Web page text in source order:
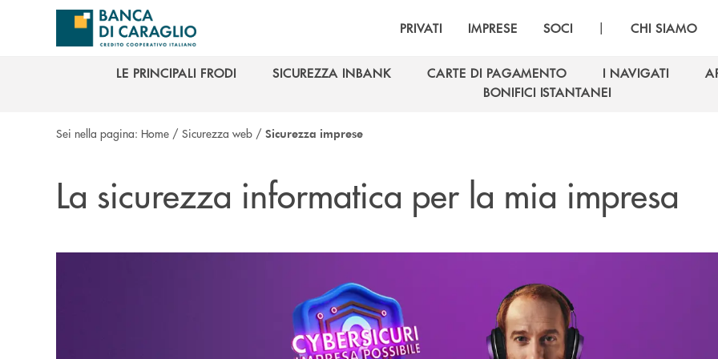
Salta al contenuto principale
PRIVATI IMPRESE SOCI | CHI SIAMO
LE PRINCIPALI FRODI
SICUREZZA INBANK
CARTE DI PAGAMENTO
CARTE DI PAGAMENTO
I NAVIGATI
I NAVIGATI
BONIFICI ISTANTANEI
Sei nella pagina: Home / Sicurezza web / Sicurezza imprese
La sicurezza informatica per la mia impresa